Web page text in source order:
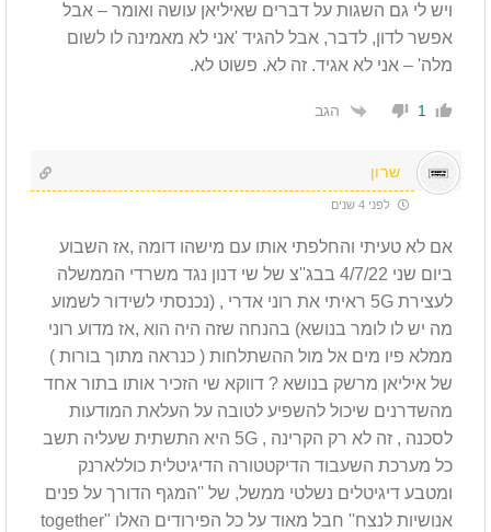
ויש לי גם השגות על דברים שאיליאן עושה ואומר – אבל
אפשר לדון, לדבר, אבל להגיד 'אני לא מאמינה לו לשום
מלה' – אני לא אגיד. זה לא. פשוט לא.
1 הגב
שרון
לפני 4 שנים
אם לא טעיתי והחלפתי אותו עם מישהו דומה ,אז השבוע
ביום שני 4/7/22 בבג''צ של שי דנון נגד משרדי הממשלה
לעצירת 5G ראיתי את רוני אדרי , (נכנסתי לשידור לשמוע
מה יש לו לומר בנושא) בהנחה שזה היה הוא ,אז מדוע רוני
ממלא פיו מים אל מול ההשתלחות ( כנראה מתוך בורות )
של איליאן מרשק בנושא ? דווקא שי הזכיר אותו בתור אחד
מהשדרנים שיכול להשפיע לטובה על העלאת המודעות
לסכנה , זה לא רק הקרינה , 5G היא התשתית שעליה תשב
כל מערכת השעבוד הדיקטטורה הדיגיטלית כוללארנק
ומטבע דיגיטלים נשלטי ממשל, של ''המגף הדורך על פנים
אנושיות לנצח'' חבל מאוד על כל הפירודים האלו "together